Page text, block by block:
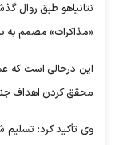
نتانیاهو طبق روال
«مذاکرات» مصمم به
محقق کردن اهداف
وی تأکید کرد: تسلیم